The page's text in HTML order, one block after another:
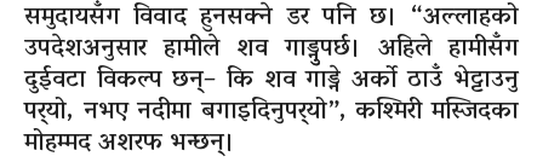
समुदायसँग विवाद हुनसक्ने डर पनि छ। “अल्लाहको
उपदेशअनुसार हामीले शव गाड्नुुपर्छ। अहिले हामीसँग
दुईवटा विकल्प छन्– कि शव गाड्ने अर्को ठाउँ भेट्टाउनु
पर्‍यो, नभए नदीमा बगाइदिनुपर्‍यो”, कश्मिरी मस्जिदका
मोहम्मद अशरफ भन्छन्।